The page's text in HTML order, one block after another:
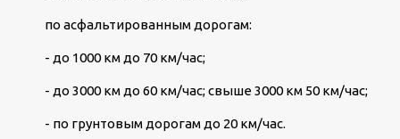
по асфальтированным дорогам:
- до 1000 км до 70 км/час;
- до 3000 км до 60 км/час; свыше 3000 км 50 км/час;
- по грунтовым дорогам до 20 км/час.